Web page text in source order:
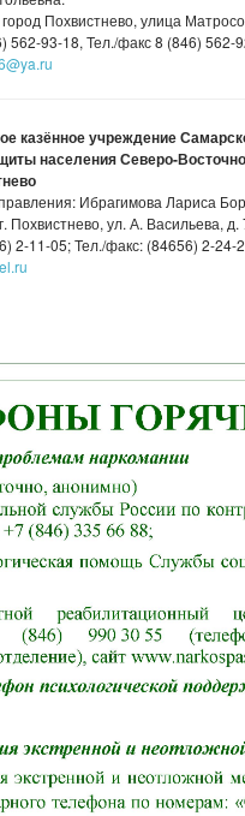
Похвистнево, улица
93-18, Тел./факс 8 (846) 562-
казённое учреждение
населения Северо-
Ибрагимова Лариса
Похвистнево, ул. А. Васильева, д.
2-11-05; Тел./факс: (84656) 2-24-